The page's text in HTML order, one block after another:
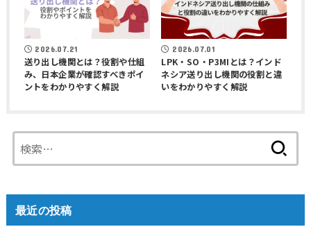
2026.07.21
送り出し機関とは？役割や仕組
み、日本企業が確認すべきポイ
ントをわかりやすく解説
2026.07.01
LPK・SO・P3MIとは？インド
ネシア送り出し機関の役割と違
いをわかりやすく解説
索:
最近の投稿